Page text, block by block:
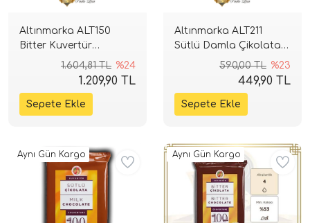
Altınmarka ALT150
Bitter Kuvertür
Çikolata 2,5kg (%42)
1.604,81 TL %24
1.209,90 TL
Altınmarka ALT211
Sütlü Damla Çikolata
590,00 TL %23
449,90 TL
Aynı Gün Kargo Aynı Gün Kargo